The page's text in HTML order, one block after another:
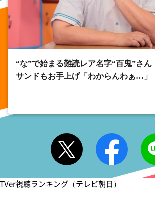
“な”で始まる難読レア名字“百鬼”さ
サンドもお手上げ「わからんわぁ…」
TVer視聴ランキング（テレビ朝日）